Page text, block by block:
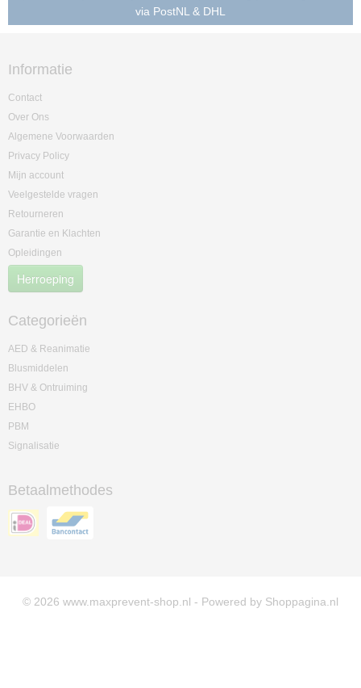
via PostNL & DHL
Informatie
Contact
Over Ons
Algemene Voorwaarden
Privacy Policy
Mijn account
Veelgestelde vragen
Retourneren
Garantie en Klachten
Opleidingen
Herroeping
Categorieën
AED & Reanimatie
Blusmiddelen
BHV & Ontruiming
EHBO
PBM
Signalisatie
Betaalmethodes
© 2026 www.maxprevent-shop.nl - Powered by Shoppagina.nl